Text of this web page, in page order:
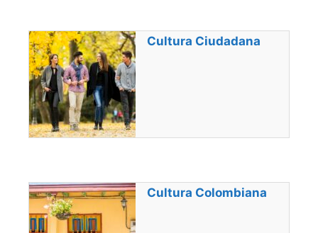
Cultura Ciudadana
Cultura Colombiana